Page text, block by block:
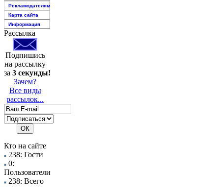
Рекламодателям
Карта сайта
Информация
Рассылка
Подпишись
на рассылку
за 3 секунды!
Зачем?
Все виды
рассылок...
Кто на сайте
238: Гости
0:
Пользователи
238: Всего